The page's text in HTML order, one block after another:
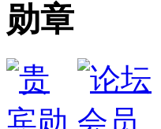
勋章